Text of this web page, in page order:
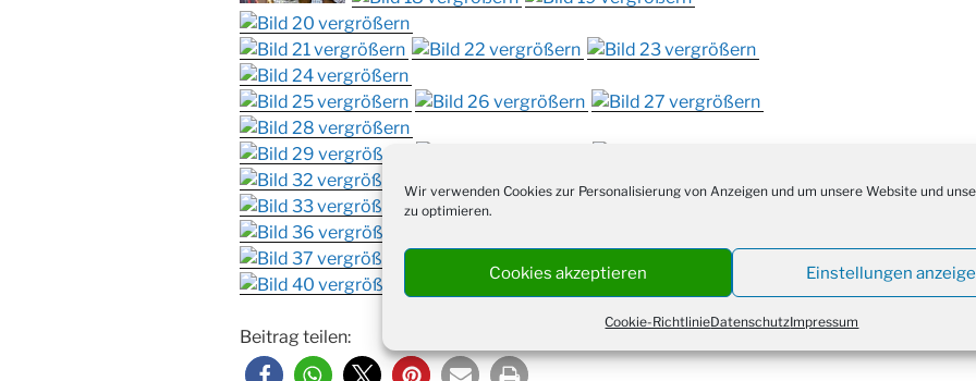
Wir verwenden Cookies zur Personalisierung von Anzeigen und um unsere Website und
zu optimieren.
Cookies akzeptieren Einstellungen
Cookie-RichtlinieDatenschutzImpressum
Beitrag teilen:
24.12.